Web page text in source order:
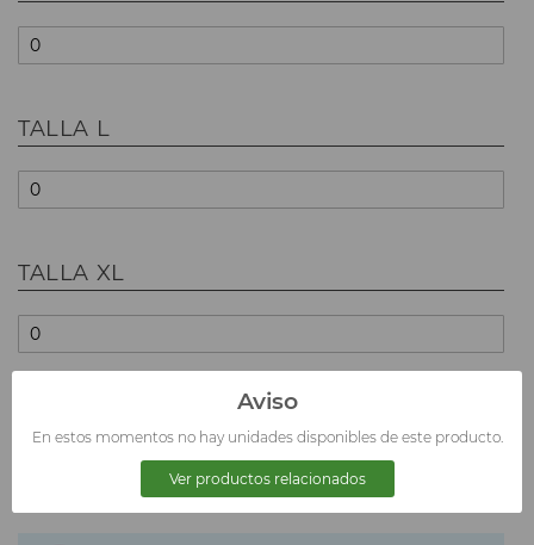
TALLA L
TALLA XL
Aviso
En estos momentos no hay unidades disponibles de este producto.
Ver productos relacionados